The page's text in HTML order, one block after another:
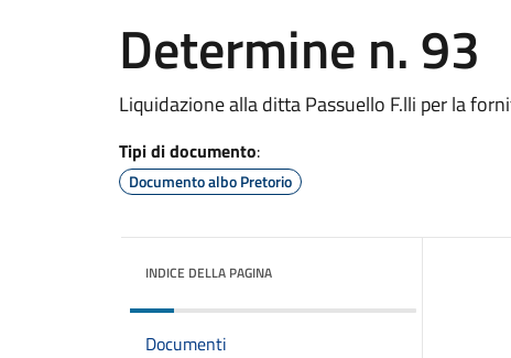
Determine n. 93
Liquidazione alla ditta Passuello F.lli per la
Tipi di documento:
Documento albo Pretorio
INDICE DELLA PAGINA
Documenti